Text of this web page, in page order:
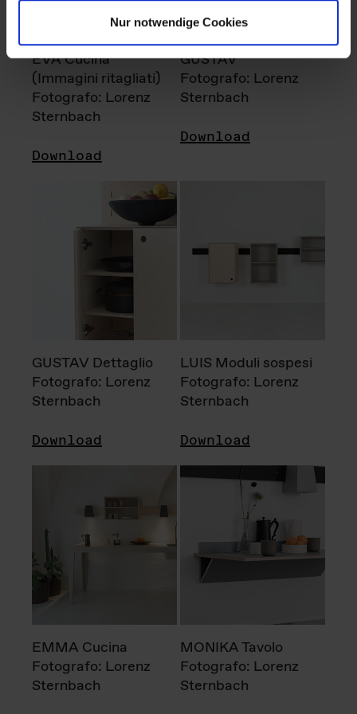
Nur notwendige Cookies
EVA Cucina
(Immagini ritagliati)
Fotografo: Lorenz
Sternbach
Download
GUSTAV
Fotografo: Lorenz
Sternbach
Download
GUSTAV Dettaglio
Fotografo: Lorenz
Sternbach
Download
LUIS Moduli sospesi
Fotografo: Lorenz
Sternbach
Download
EMMA Cucina
Fotografo: Lorenz
Sternbach
MONIKA Tavolo
Fotografo: Lorenz
Sternbach